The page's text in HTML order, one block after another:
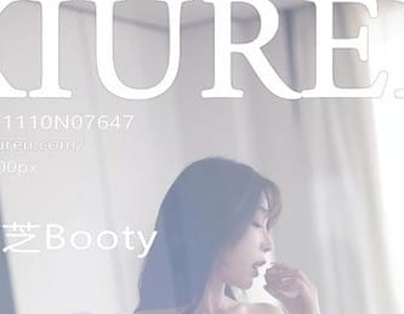
yuuhui玉汇 – NO.79 蓝白条少女 Sky &
yuuhui玉汇 – NO.111 爱心护理 [43P1V-